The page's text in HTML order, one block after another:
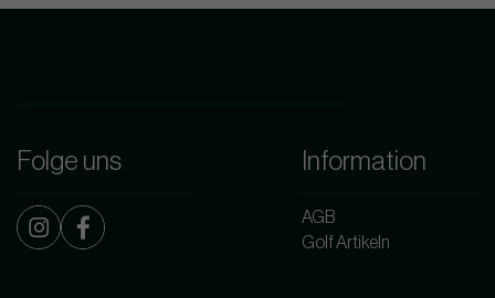
Folge uns Information
AGB
Golf Artikeln